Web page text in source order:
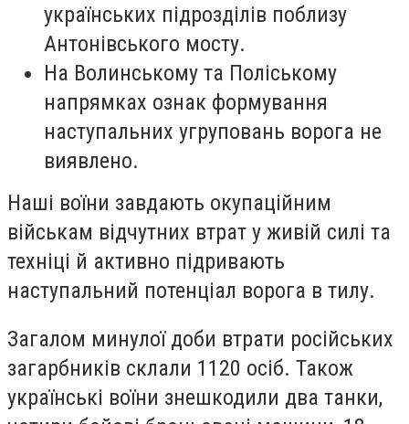
українських підрозділів поблизу
Антонівського мосту.
На Волинському та Поліському
напрямках ознак формування
наступальних угруповань ворога не
виявлено.
Наші воїни завдають окупаційним
військам відчутних втрат у живій силі та
техніці й активно підривають
наступальний потенціал ворога в тилу.
Загалом минулої доби втрати російських
загарбників склали 1120 осіб. Також
українські воїни знешкодили два танки,